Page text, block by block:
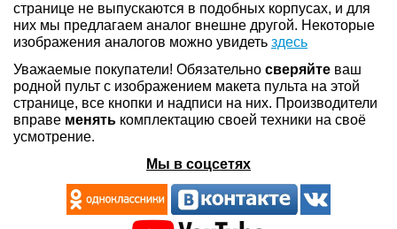
странице не выпускаются в подобных корпусах, и для
них мы предлагаем аналог внешне другой. Некоторые
изображения аналогов можно увидеть здесь
Уважаемые покупатели! Обязательно сверяйте ваш
родной пульт с изображением макета пульта на этой
странице, все кнопки и надписи на них. Производители
вправе менять комплектацию своей техники на своё
усмотрение.
Мы в соцсетях